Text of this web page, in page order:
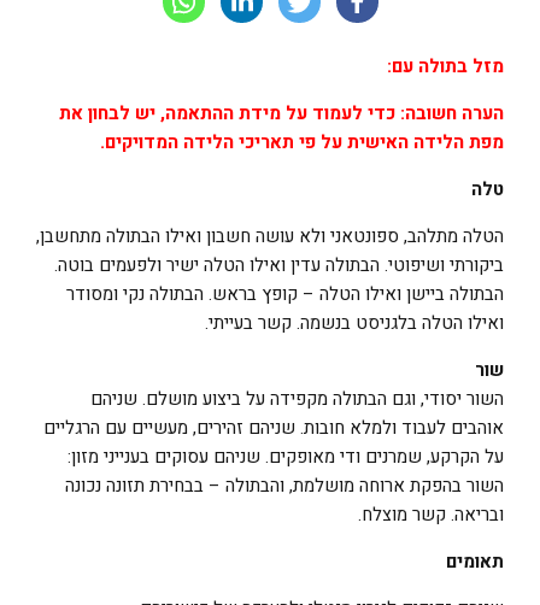
מזל בתולה עם:
הערה חשובה: כדי לעמוד על מידת ההתאמה, יש לבחון את
מפת הלידה האישית על פי תאריכי הלידה המדויקים.
טלה
הטלה מתלהב, ספונטאני ולא עושה חשבון ואילו הבתולה מתחשבן,
ביקורתי ושיפוטי. הבתולה עדין ואילו הטלה ישיר ולפעמים בוטה.
הבתולה ביישן ואילו הטלה – קופץ בראש. הבתולה נקי ומסודר
ואילו הטלה בלגניסט בנשמה. קשר בעייתי.
שור
השור יסודי, וגם הבתולה מקפידה על ביצוע מושלם. שניהם
אוהבים לעבוד ולמלא חובות. שניהם זהירים, מעשיים עם הרגליים
על הקרקע, שמרנים ודי מאופקים. שניהם עסוקים בענייני מזון:
השור בהפקת ארוחה מושלמת, והבתולה – בבחירת תזונה נכונה
ובריאה. קשר מוצלח.
תאומים